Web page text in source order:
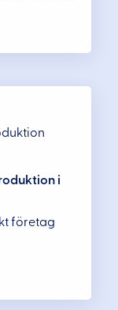
i
företag